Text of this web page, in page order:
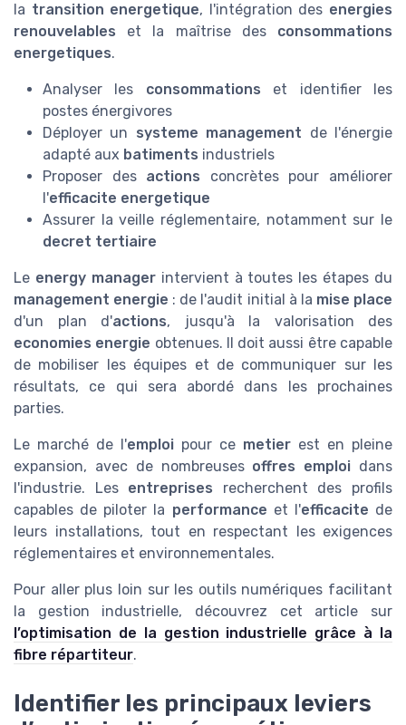
la transition energetique, l'intégration des energies
renouvelables et la maîtrise des consommations
energetiques.
Analyser les consommations et identifier les
postes énergivores
Déployer un systeme management de l'énergie
adapté aux batiments industriels
Proposer des actions concrètes pour améliorer
l'efficacite energetique
Assurer la veille réglementaire, notamment sur le
decret tertiaire
Le energy managerintervient à toutes les étapes du
management energie : de l'audit initial à la mise place
d'un plan d'actions, jusqu'à la valorisation des
economies energie obtenues. Il doit aussi être capable
de mobiliser les équipes et de communiquer sur les
résultats, ce qui sera abordé dans les prochaines
parties.
Le marché de l'emploi pour ce metier est en pleine
expansion, avec de nombreuses offres emploi dans
l'industrie. Les entreprises recherchent des profils
capables de piloter la performance et l'efficacite de
leurs installations, tout en respectant les exigences
réglementaires et environnementales.
Pour aller plus loin sur les outils numériques facilitant
la gestion industrielle, découvrez cet article sur
l’optimisation de la gestion industrielle grâce à la
fibre répartiteur.
Identifier les principaux leviers